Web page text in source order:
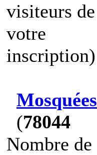
visiteurs de
votre
inscription)
Mosquées
(78044
Nombre de